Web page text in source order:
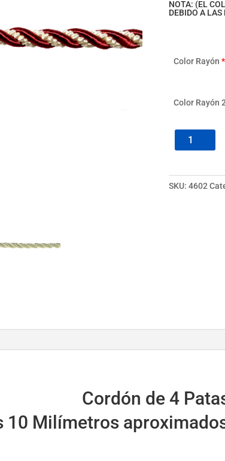
NOTA: (EL
DEBIDO A
Color Rayón *
Color Rayón 2
Cordón
SKU: 4602
Cordón de 4
10 Milímetros